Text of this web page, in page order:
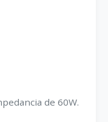
de 60W.